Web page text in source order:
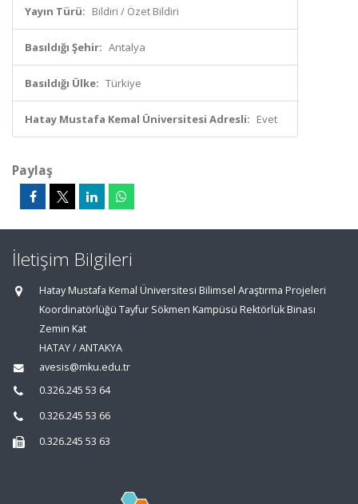
Yayın Türü: Bildiri / Özet Bildiri
Basıldığı Şehir: Antalya
Basıldığı Ülke: Türkiye
Hatay Mustafa Kemal Üniversitesi Adresli: Evet
Paylaş
İletişim Bilgileri
Hatay Mustafa Kemal Üniversitesi Bilimsel Araştırma Projeleri
Koordinatörlüğü Tayfur Sökmen Kampüsü Rektörlük Binası
Zemin Kat
HATAY / ANTAKYA
avesis@mku.edu.tr
0.326.245 53 64
0.326.245 53 66
0.326.245 53 63